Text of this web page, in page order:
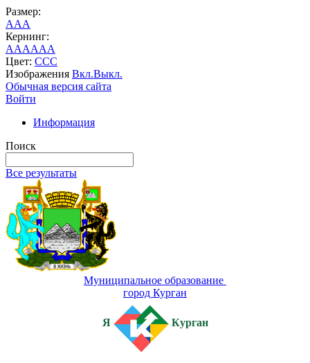
Размер:
AAA
Кернинг:
AAAAAA
Цвет: CCC
Изображения Вкл.Выкл.
Обычная версия сайта
Войти
Информация
Поиск
Все результаты
Муниципальное образование
город Курган
Я Курган